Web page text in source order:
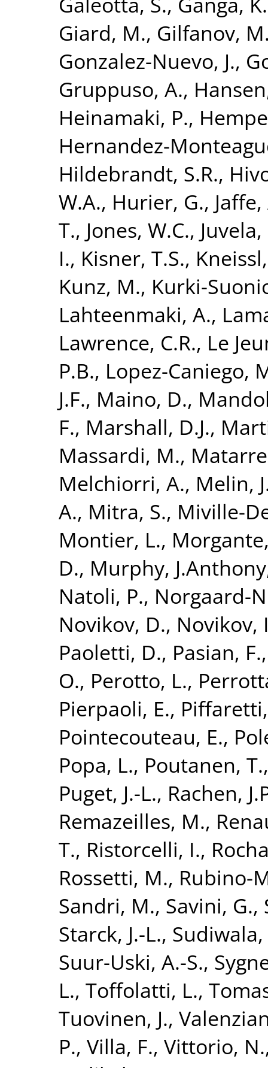
Giard, M., Gilfanov,
Gonzalez-Nuevo, J.,
Gruppuso, A.,
Heinamaki, P.,
Hernandez-
Hildebrandt, S.R.,
W.A., Hurier, G.,
T., Jones, W.C.,
I., Kisner, T.S.,
Kunz, M., Kurki-
Lahteenmaki, A.,
Lawrence, C.R., Le
P.B., Lopez-Caniego,
J.F., Maino, D.,
F., Marshall, D.J.,
Massardi, M.,
Melchiorri, A., Melin,
A., Mitra, S., Miville-
Montier, L.,
D., Murphy, J.Anthony
Natoli, P., Norgaard-
Novikov, D., Novikov,
Paoletti, D., Pasian, F.
O., Perotto, L.,
Pierpaoli, E.,
Pointecouteau, E.,
Popa, L., Poutanen, T.
Puget, J.-L., Rachen,
Remazeilles, M.,
T., Ristorcelli, I.,
Rossetti, M., Rubino-
Sandri, M., Savini, G.,
Starck, J.-L., Sudiwala,
Suur-Uski, A.-S.,
L., Toffolatti, L.,
Tuovinen, J.,
P., Villa, F., Vittorio, N.